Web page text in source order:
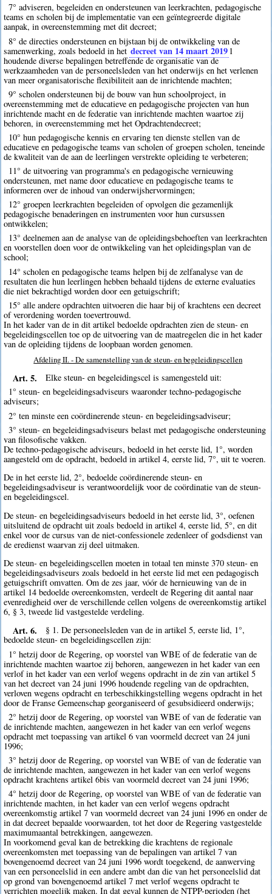
7° adviseren, begeleiden en ondersteunen van leerkrachten, pedagogische
teams en scholen bij de implementatie van een geïntegreerde digitale
aanpak, in overeenstemming met dit decreet;
8° de directies ondersteunen en bijstaan bij de ontwikkeling van de
samenwerking, zoals bedoeld in het decreet van 14 maart 2019 1
houdende diverse bepalingen betreffende de organisatie van de
werkzaamheden van de personeelsleden van het onderwijs en het verlenen
van meer organisatorische flexibiliteit aan de inrichtende machten;
9° scholen ondersteunen bij de bouw van hun schoolproject, in
overeenstemming met de educatieve en pedagogische projecten van hun
inrichtende macht en de federatie van inrichtende machten waartoe zij
behoren, in overeenstemming met het Opdrachtendecreet;
10° hun pedagogische kennis en ervaring ten dienste stellen van de
educatieve en pedagogische teams van scholen of groepen scholen, teneinde
de kwaliteit van de aan de leerlingen verstrekte opleiding te verbeteren;
11° de uitvoering van programma's en pedagogische vernieuwing
ondersteunen, met name door educatieve en pedagogische teams te
informeren over de inhoud van onderwijshervormingen;
12° groepen leerkrachten begeleiden of opvolgen die gezamenlijk
pedagogische benaderingen en instrumenten voor hun cursussen
ontwikkelen;
13° deelnemen aan de analyse van de opleidingsbehoeften van leerkrachten
en voorstellen doen voor de ontwikkeling van het opleidingsplan van de
school;
14° scholen en pedagogische teams helpen bij de zelfanalyse van de
resultaten die hun leerlingen hebben behaald tijdens de externe evaluaties
die niet bekrachtigd worden door een getuigschrift;
15° alle andere opdrachten uitvoeren die haar bij of krachtens een decreet
of verordening worden toevertrouwd.
In het kader van de in dit artikel bedoelde opdrachten zien de steun- en
begeleidingscellen toe op de uitvoering van de maatregelen die in het kader
van de opleiding tijdens de loopbaan worden genomen.
Afdeling II. - De samenstelling van de steun- en begeleidingscellen
Art. 5.
Elke steun- en begeleidingscel is samengesteld uit:
1° steun- en begeleidingsadviseurs waaronder techno-pedagogische
adviseurs;
2° ten minste een coördinerende steun- en begeleidingsadviseur;
3° steun- en begeleidingsadviseurs belast met pedagogische ondersteuning
van filosofische vakken.
De techno-pedagogische adviseurs, bedoeld in het eerste lid, 1°, worden
aangesteld om de opdracht, bedoeld in artikel 4, eerste lid, 7°, uit te voeren.
De in het eerste lid, 2°, bedoelde coördinerende steun- en
begeleidingsadviseur is verantwoordelijk voor de coördinatie van de steun-
en begeleidingscel.
De steun- en begeleidingsadviseurs bedoeld in het eerste lid, 3°, oefenen
uitsluitend de opdracht uit zoals bedoeld in artikel 4, eerste lid, 5°, en dit
enkel voor de cursus van de niet-confessionele zedenleer of godsdienst van
de eredienst waarvan zij deel uitmaken.
De steun- en begeleidingscellen moeten in totaal ten minste 370 steun- en
begeleidingsadviseurs zoals bedoeld in het eerste lid met een pedagogisch
getuigschrift omvatten. Om de zes jaar, vóór de hernieuwing van de in
artikel 14 bedoelde overeenkomsten, verdeelt de Regering dit aantal naar
evenredigheid over de verschillende cellen volgens de overeenkomstig artikel
6, § 3, tweede lid vastgestelde verdeling.
Art. 6.
§ 1. De personeelsleden van de in artikel 5, eerste lid, 1°,
bedoelde steun- en begeleidingscellen zijn:
1° hetzij door de Regering, op voorstel van WBE of de federatie van de
inrichtende machten waartoe zij behoren, aangewezen in het kader van een
verlof in het kader van een verlof wegens opdracht in de zin van artikel 5
van het decreet van 24 juni 1996 houdende regeling van de opdrachten,
verloven wegens opdracht en terbeschikkingstelling wegens opdracht in het
door de Franse Gemeenschap georganiseerd of gesubsidieerd onderwijs;
2° hetzij door de Regering, op voorstel van WBE of van de federatie van
de inrichtende machten, aangewezen in het kader van een verlof wegens
opdracht met toepassing van artikel 6 van voormeld decreet van 24 juni
1996;
3° hetzij door de Regering, op voorstel van WBE of van de federatie van
de inrichtende machten, aangewezen in het kader van een verlof wegens
opdracht krachtens artikel 6bis van voormeld decreet van 24 juni 1996;
4° hetzij door de Regering, op voorstel van WBE of van de federatie van
inrichtende machten, in het kader van een verlof wegens opdracht
overeenkomstig artikel 7 van voormeld decreet van 24 juni 1996 en onder de
in dat decreet bepaalde voorwaarden, tot het door de Regering vastgestelde
maximumaantal betrekkingen, aangewezen.
In voorkomend geval kan de betrekking die krachtens de regionale
overeenkomsten met toepassing van de bepalingen van artikel 7 van
bovengenoemd decreet van 24 juni 1996 wordt toegekend, de aanwerving
van een personeelslid in een andere ambt dan die van het personeelslid dat
op grond van bovengenoemd artikel 7 met verlof wegens opdracht te
verrichten mogelijk maken. In dat geval kunnen de NTPP-perioden (het